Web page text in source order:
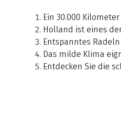
Ein 30.000
Holland ist eines
Entspanntes
Das milde Klima
Entdecken Sie die